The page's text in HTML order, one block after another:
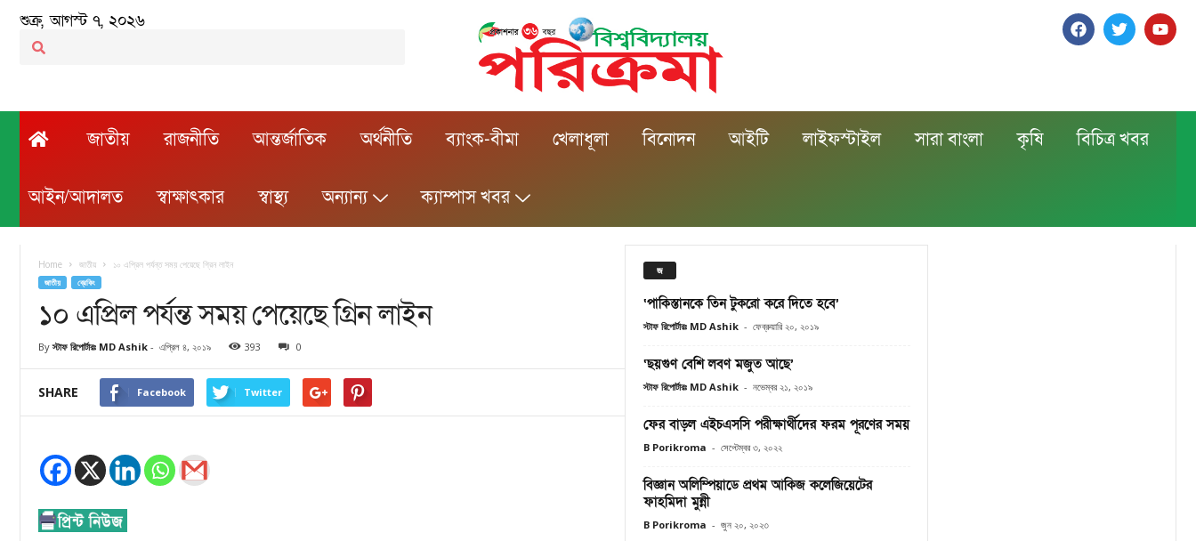
শুক্র, আগস্ট ৭, ২০২৬
জাতীয় রাজনীতি আন্তর্জাতিক অর্থনীতি ব্যাংক-বীমা খেলাধূলা বিনোদন আইটি লাইফস্টাইল সারা বাংলা কৃষি বিচিত্র খবর
আইন/আদালত স্বাক্ষাৎকার স্বাস্থ্য অন্যান্য ক্যাম্পাস খবর
Home জাতীয় ১০ এপ্রিল পর্যন্ত সময় পেয়েছে গ্রিন লাইন
জাতীয় ব্রেকিং
১০ এপ্রিল পর্যন্ত সময় পেয়েছে গ্রিন লাইন
By স্টাফ রিপোর্টারঃ MD Ashik - এপ্রিল ৪, ২০১৯ 393 0
SHARE Facebook Twitter
জ
‘পাকিস্তানকে তিন টুকরো করে দিতে হবে’
স্টাফ রিপোর্টারঃ MD Ashik - ফেব্রুয়ারি ২০, ২০১৯
‘ছয়গুণ বেশি লবণ মজুত আছে’
স্টাফ রিপোর্টারঃ MD Ashik - নভেম্বর ২১, ২০১৯
ফের বাড়ল এইচএসসি পরীক্ষার্থীদের ফরম পূরণের সময়
B Porikroma - সেপ্টেম্বর ৩, ২০২২
বিজ্ঞান অলিম্পিয়াডে প্রথম আকিজ কলেজিয়েটের
ফাহমিদা মুন্নী
B Porikroma - জুন ২০, ২০২৩